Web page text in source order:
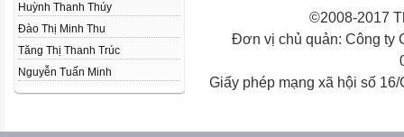
Huỳnh Thanh Thúy
Đào Thị Minh Thu
Tăng Thị Thanh Trúc
Nguyễn Tuấn Minh
©2008-2017
Đơn vị chủ quản: Công ty
Giấy phép mạng xã hội số